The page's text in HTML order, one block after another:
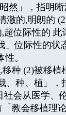
然」，指明
澈的,明朗的
,超位际性的
」位际性的
。
移种 (2)被移
、种、植」
社会从医学、
教会移植理